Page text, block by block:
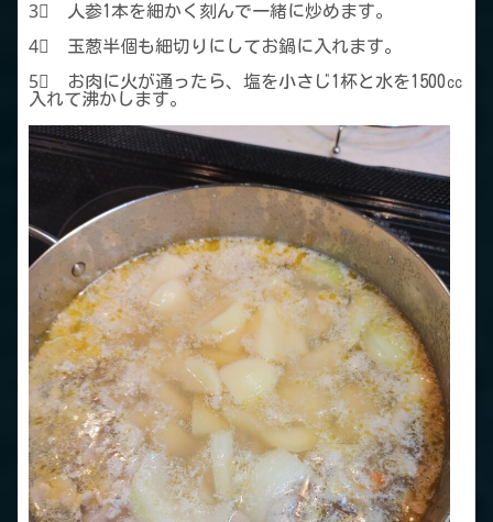
3⃣ 人参1本を細かく刻んで一緒に炒めます。
4⃣ 玉葱半個も細切りにしてお鍋に入れます。
5⃣ お肉に火が通ったら、塩を小さじ1杯と水を1500㏄
入れて沸かします。